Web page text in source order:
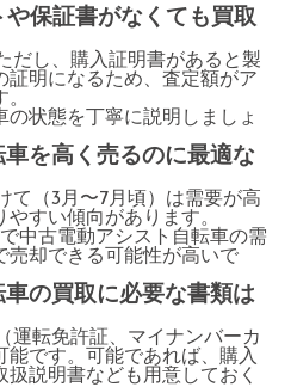
保証書がなくても買取
だし、購入証明書があると製
証明になるため、査定額がア
状態を丁寧に説明しましょ
を高く売るのに最適な
て（3月〜7月頃）は需要が高
すい傾向があります。
中古電動アシスト自転車の需
売却できる可能性が高いで
の買取に必要な書類は
運転免許証、マイナンバーカ
能です。可能であれば、購入
説明書なども用意しておく